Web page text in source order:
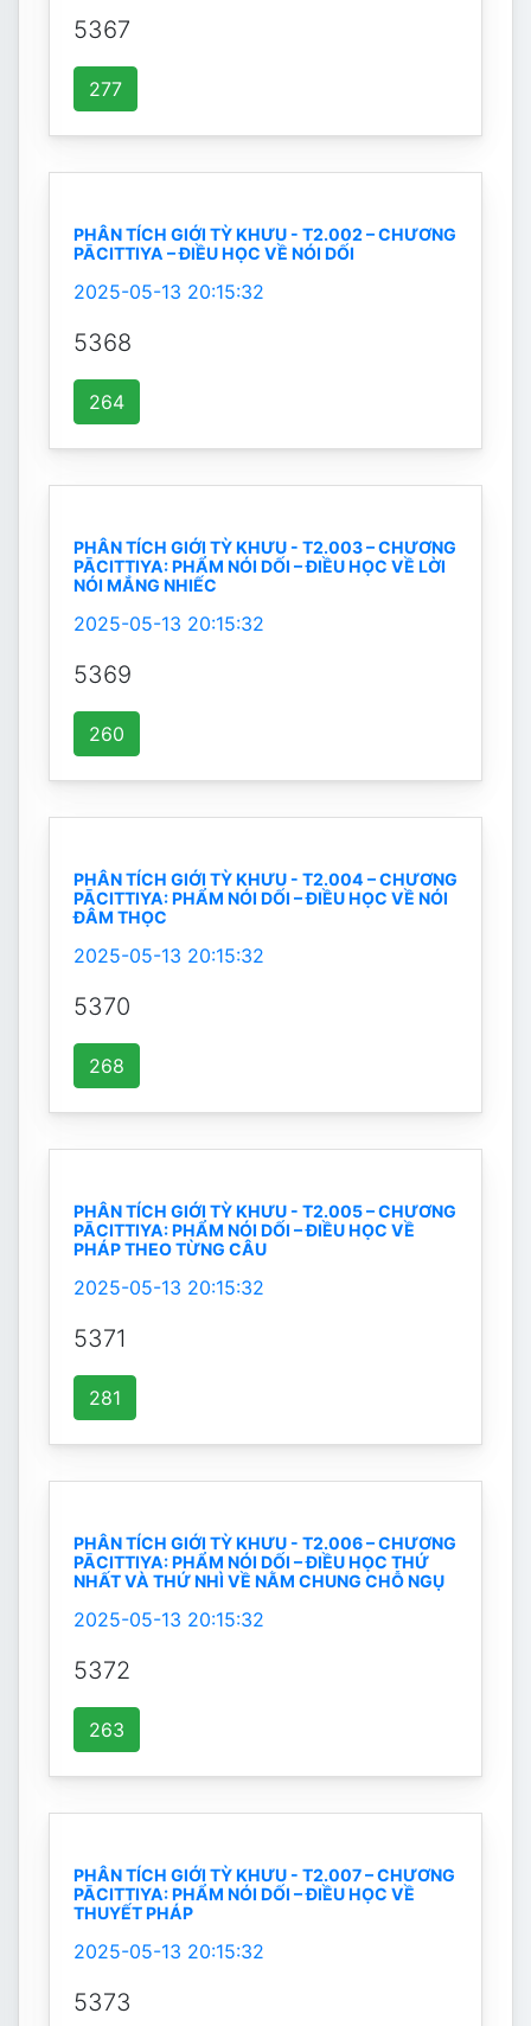
5367
277
PHÂN TÍCH GIỚI TỲ KHƯU - T2.002 – CHƯƠNG
PĀCITTIYA – ĐIỀU HỌC VỀ NÓI DỐI
2025-05-13 20:15:32
5368
264
PHÂN TÍCH GIỚI TỲ KHƯU - T2.003 – CHƯƠNG
PĀCITTIYA: PHẨM NÓI DỐI – ĐIỀU HỌC VỀ LỜI
NÓI MẮNG NHIẾC
2025-05-13 20:15:32
5369
260
PHÂN TÍCH GIỚI TỲ KHƯU - T2.004 – CHƯƠNG
PĀCITTIYA: PHẨM NÓI DỐI – ĐIỀU HỌC VỀ NÓI
ĐÂM THỌC
2025-05-13 20:15:32
5370
268
PHÂN TÍCH GIỚI TỲ KHƯU - T2.005 – CHƯƠNG
PĀCITTIYA: PHẨM NÓI DỐI – ĐIỀU HỌC VỀ
PHÁP THEO TỪNG CÂU
2025-05-13 20:15:32
5371
281
PHÂN TÍCH GIỚI TỲ KHƯU - T2.006 – CHƯƠNG
PĀCITTIYA: PHẨM NÓI DỐI – ĐIỀU HỌC THỨ
NHẤT VÀ THỨ NHÌ VỀ NẰM CHUNG CHỖ NGỤ
2025-05-13 20:15:32
5372
263
PHÂN TÍCH GIỚI TỲ KHƯU - T2.007 – CHƯƠNG
PĀCITTIYA: PHẨM NÓI DỐI – ĐIỀU HỌC VỀ
THUYẾT PHÁP
2025-05-13 20:15:32
5373